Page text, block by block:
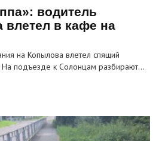
водитель
влетел в кафе на
на Копылова влетел спящий
На подъезде к Солонцам разбирают…